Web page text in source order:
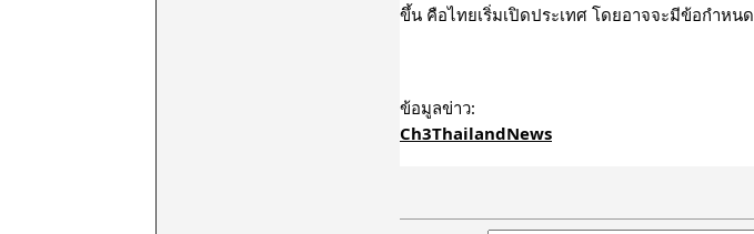
ขึ้น คือไทยเริ่มเปิดประเทศ โดยอาจจะมีข้อกำห
Ch3ThailandNews